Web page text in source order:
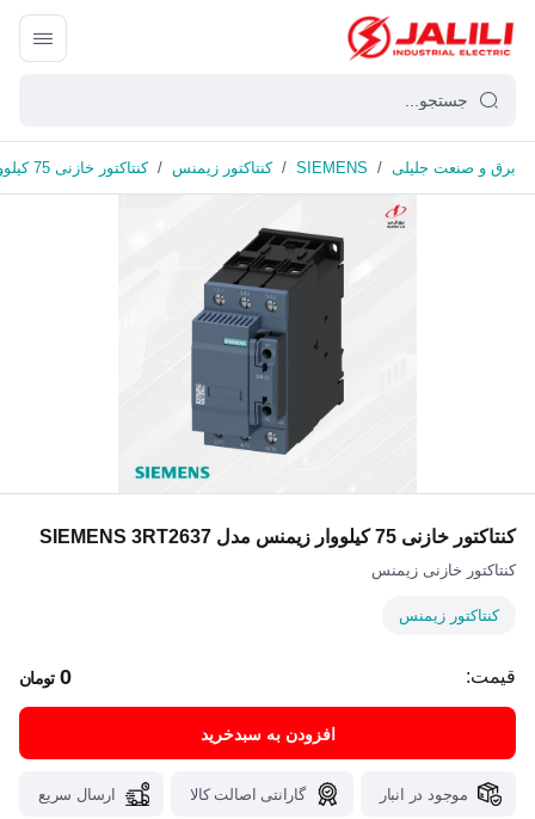
برق و صنعت جلیلی /
SIEMENS
/ کنتاکتور زیمنس / کنتاکتور خازنی 75 کیلووار زیمنس مدل SIEMENS 3RT2637
کنتاکتور خازنی 75 کیلووار زیمنس مدل SIEMENS 3RT2637
کنتاکتور خازنی زیمنس
کنتاکتور زیمنس
قیمت: 0 تومان
افزودن به سبدخرید
موجود در انبار گارانتی اصالت کالا ارسال سریع